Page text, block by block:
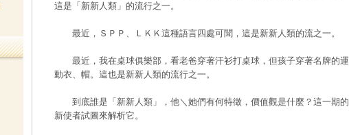
這是「新新人類」的流行之一。
最近，ＳＰＰ、ＬＫＫ這種語言四處可聞，這是新新人類的流之一。
最近，我在桌球俱樂部，看老爸穿著汗衫打桌球，但孩子穿著名牌的運
動衣、帽。這也是新新人類的流行之一。
到底誰是「新新人類」，他＼她們有何特徵，價值觀是什麼？這一期的
新使者試圖來解析它。